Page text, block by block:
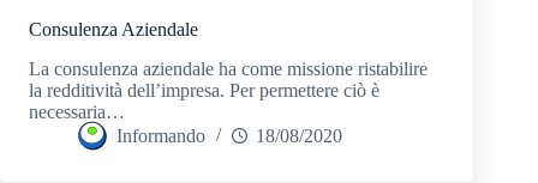
Consulenza Aziendale
La consulenza aziendale ha come missione ristabilire
la redditività dell’impresa. Per permettere ciò è
necessaria…
Informando
18/08/2020